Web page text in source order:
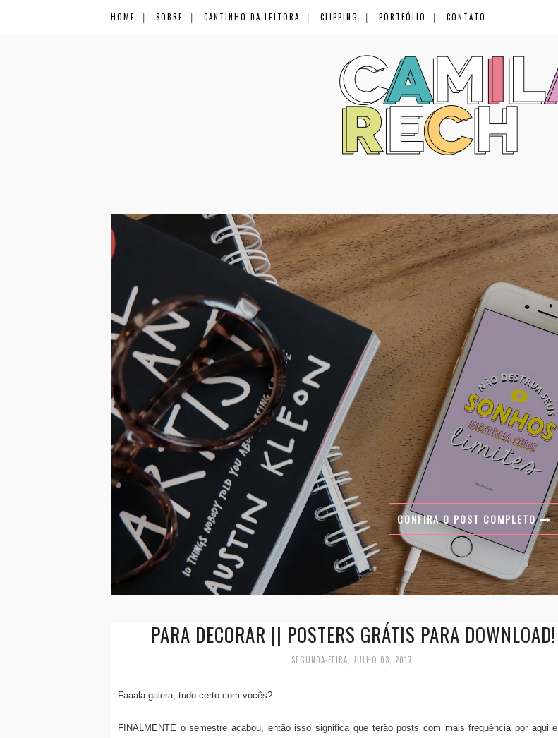
HOME SOBRE CANTINHO DA LEITORA CLIPPING PORTFÓLIO CONTATO
CONFIRA O POST COMPLETO
PARA DECORAR || POSTERS GRÁTIS PARA DOWNLOAD!
SEGUNDA-FEIRA, JULHO 03, 2017
Faaala galera, tudo certo com vocês?
FINALMENTE o semestre acabou, então isso significa que terão posts com mais frequência por aqui e